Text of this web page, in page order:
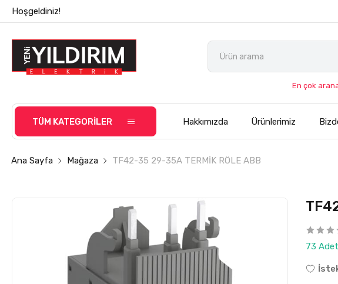
Hoşgeldiniz!
En çok
TÜM KATEGORİLER Hakkımızda Ürünlerimiz
Ana Sayfa Mağaza TF42-35 29-35A TERMİK RÖLE ABB
73